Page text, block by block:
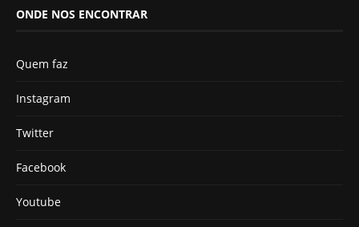
ONDE NOS ENCONTRAR
Quem faz
Instagram
Twitter
Facebook
Youtube